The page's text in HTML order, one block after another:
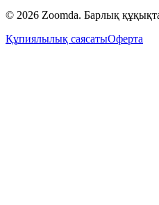
© 2026 Zoomda. Барлық
Құпиялылық саясатыОферта